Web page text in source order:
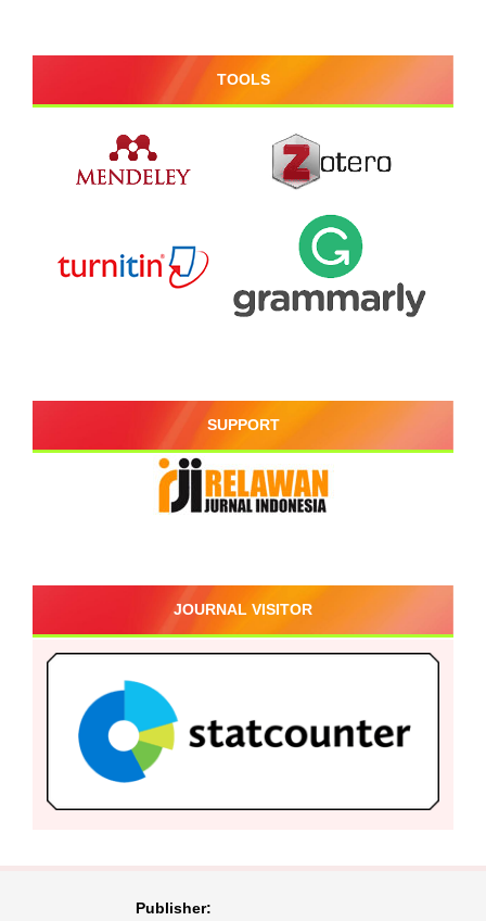
TOOLS
SUPPORT
JOURNAL VISITOR
Publisher: